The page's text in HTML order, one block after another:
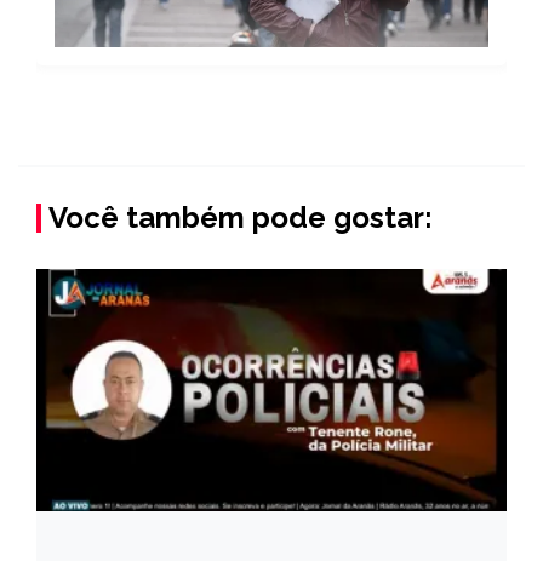
Você também pode gostar: